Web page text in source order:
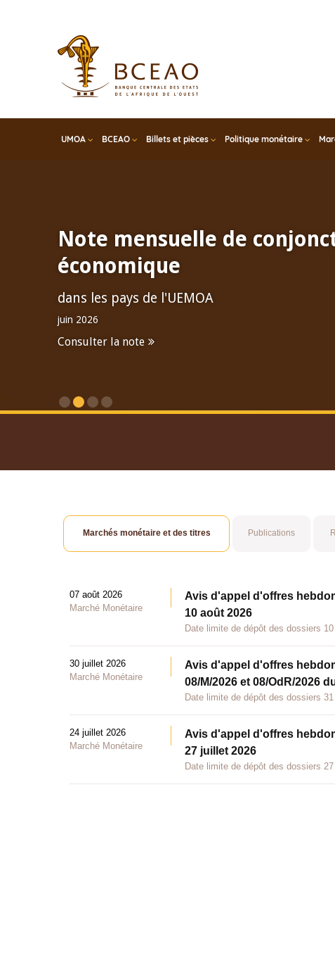
UMOA BCEAO Billets et pièces Politique monétaire
Note mensuelle de
économique
dans les pays de l'UEMOA
juin 2026
Consulter la note
Marchés monétaire et des titres Publications
07 août 2026
Marché Monétaire
Avis d'appel d'offres
10 août 2026
Date limite de dépôt des dossiers
30 juillet 2026
Marché Monétaire
Avis d'appel d'offres
08/M/2026 et 08/OdR/2026
Date limite de dépôt des dossiers
24 juillet 2026
Marché Monétaire
Avis d'appel d'offres
27 juillet 2026
Date limite de dépôt des dossiers